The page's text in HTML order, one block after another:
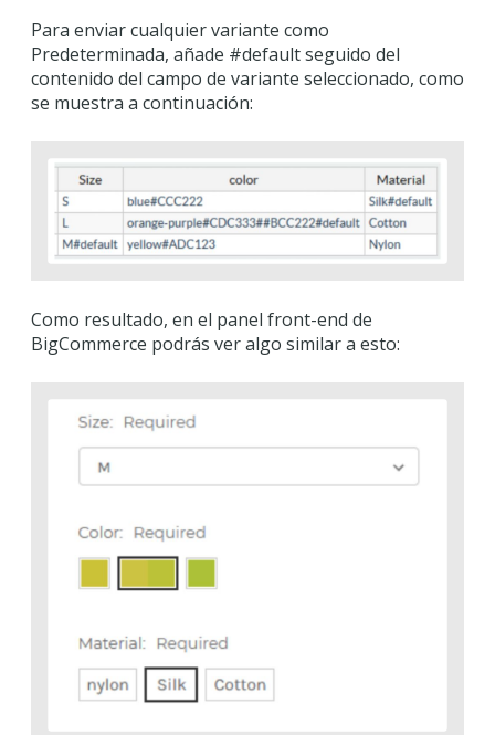
Para enviar cualquier variante como
Predeterminada, añade #default seguido del
contenido del campo de variante seleccionado, como
se muestra a continuación:
Como resultado, en el panel front-end de
BigCommerce podrás ver algo similar a esto: